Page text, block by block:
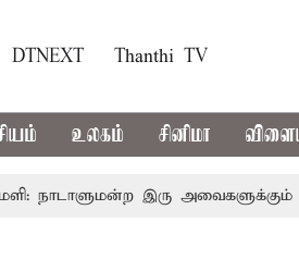
DTNEXT Thanthi TV
உலகம் சினிமா
நாடாளுமன்ற இரு அவைகளுக்கும்